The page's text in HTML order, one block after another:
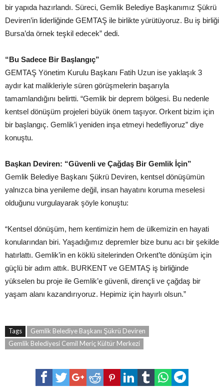
bir yapıda hazırlandı. Süreci, Gemlik Belediye Başkanımız Şükrü
Deviren’in liderliğinde GEMTAŞ ile birlikte yürütüyoruz. Bu iş birliği
Bursa’da örnek teşkil edecek” dedi.
“Bu Sadece Bir Başlangıç”
GEMTAŞ Yönetim Kurulu Başkanı Fatih Uzun ise yaklaşık 3
aydır kat malikleriyle süren görüşmelerin başarıyla
tamamlandığını belirtti. “Gemlik bir deprem bölgesi. Bu nedenle
kentsel dönüşüm projeleri büyük önem taşıyor. Orkent bizim için
bir başlangıç. Gemlik’i yeniden inşa etmeyi hedefliyoruz” diye
konuştu.
Başkan Deviren: “Güvenli ve Çağdaş Bir Gemlik İçin”
Gemlik Belediye Başkanı Şükrü Deviren, kentsel dönüşümün
yalnızca bina yenileme değil, insan hayatını koruma meselesi
olduğunu vurgulayarak şöyle konuştu:
“Kentsel dönüşüm, hem kentimizin hem de ülkemizin en hayati
konularından biri. Yaşadığımız depremler bize bunu acı bir şekilde
hatırlattı. Gemlik’in en köklü sitelerinden Orkent’te dönüşüm için
güçlü bir adım attık. BURKENT ve GEMTAŞ iş birliğinde
yükselen bu proje ile Gemlik’e güvenli, dirençli ve çağdaş bir
yaşam alanı kazandırıyoruz. Hepimiz için hayırlı olsun.”
Tags
Gemlik Belediye Başkanı Şükrü Deviren
Gemlik Belediyesi Cemil Meriç Kültür Merkezi